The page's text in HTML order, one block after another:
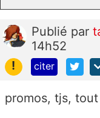
Publié par
14h52
!
citer
promos, tjs,